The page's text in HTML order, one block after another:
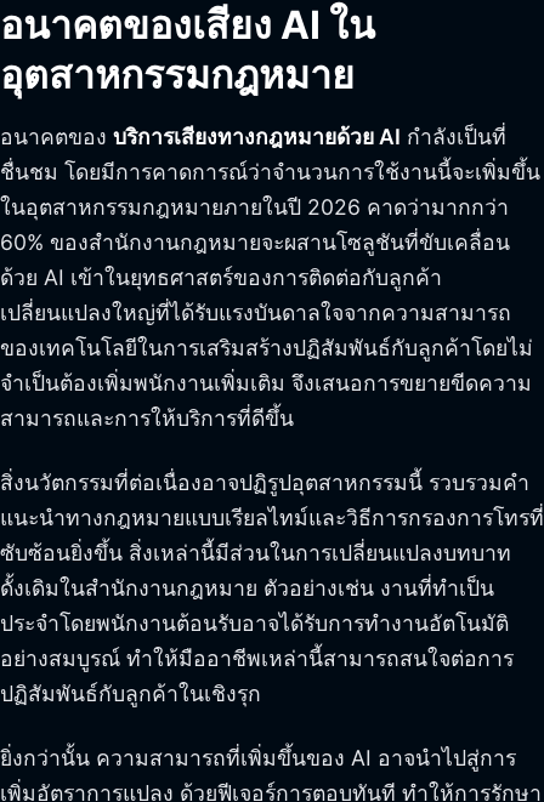
อนาคตของเสียง AI ใน
อุตสาหกรรมกฎหมาย
อนาคตของ บริการเสียงทางกฎหมายด้วย AI กำลังเป็นที่
ชื่นชม โดยมีการคาดการณ์ว่าจำนวนการใช้งานนี้จะเพิ่มขึ้น
ในอุตสาหกรรมกฎหมายภายในปี 2026 คาดว่ามากกว่า
60% ของสำนักงานกฎหมายจะผสานโซลูชันที่ขับเคลื่อน
ด้วย AI เข้าในยุทธศาสตร์ของการติดต่อกับลูกค้า
เปลี่ยนแปลงใหญ่ที่ได้รับแรงบันดาลใจจากความสามารถ
ของเทคโนโลยีในการเสริมสร้างปฏิสัมพันธ์กับลูกค้าโดยไม่
จำเป็นต้องเพิ่มพนักงานเพิ่มเติม จึงเสนอการขยายขีดความ
สามารถและการให้บริการที่ดีขึ้น
สิ่งนวัตกรรมที่ต่อเนื่องอาจปฏิรูปอุตสาหกรรมนี้ รวบรวมคำ
แนะนำทางกฎหมายแบบเรียลไทม์และวิธีการกรองการโทรที่
ซับซ้อนยิ่งขึ้น สิ่งเหล่านี้มีส่วนในการเปลี่ยนแปลงบทบาท
ดั้งเดิมในสำนักงานกฎหมาย ตัวอย่างเช่น งานที่ทำเป็น
ประจำโดยพนักงานต้อนรับอาจได้รับการทำงานอัตโนมัติ
อย่างสมบูรณ์ ทำให้มืออาชีพเหล่านี้สามารถสนใจต่อการ
ปฏิสัมพันธ์กับลูกค้าในเชิงรุก
ยิ่งกว่านั้น ความสามารถที่เพิ่มขึ้นของ AI อาจนำไปสู่การ
เพิ่มอัตราการแปลง ด้วยฟีเจอร์การตอบทันที ทำให้การรักษา